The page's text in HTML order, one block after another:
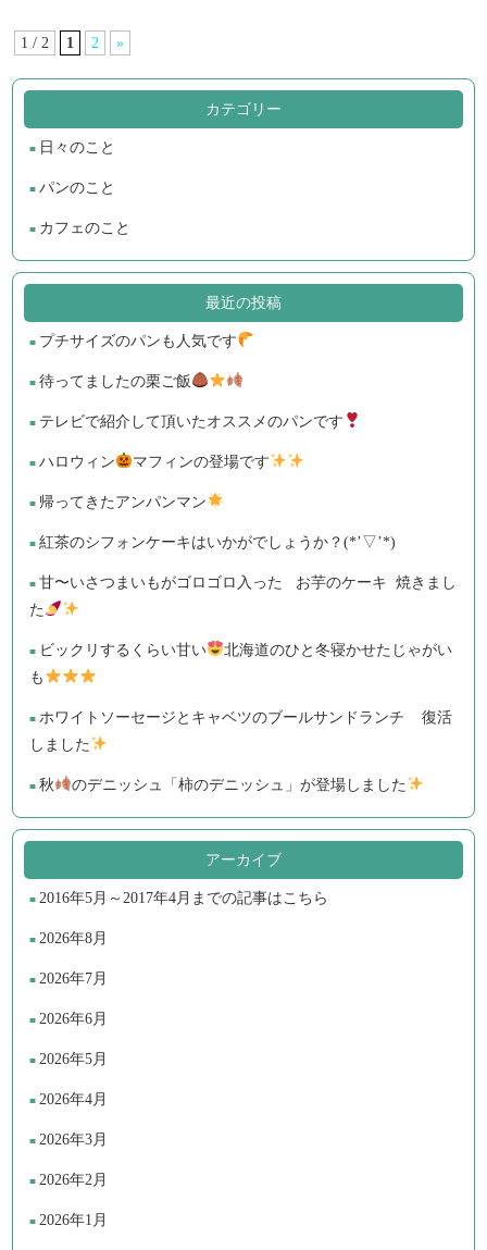
1 / 2 1 2 »
カテゴリー
日々のこと
パンのこと
カフェのこと
最近の投稿
プチサイズのパンも人気です
待ってましたの栗ご飯
テレビで紹介して頂いたオススメのパンです
ハロウィン マフィンの登場です
帰ってきたアンパンマン
紅茶のシフォンケーキはいかがでしょうか？(*’▽’*)
甘〜いさつまいもがゴロゴロ入った お芋のケーキ 焼きまし
た
ビックリするくらい甘い
北海道のひと冬寝かせたじゃがい
も
ホワイトソーセージとキャベツのブールサンドランチ 復活
しました
秋 のデニッシュ「柿のデニッシュ」が登場しました
アーカイブ
2016年5月～2017年4月までの記事はこちら
2026年8月
2026年7月
2026年6月
2026年5月
2026年4月
2026年3月
2026年2月
2026年1月